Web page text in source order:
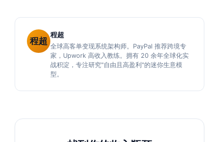
程超
程超
全球高客单变现系统架构师。PayPal 推荐跨境专
家，Upwork 高收入教练。拥有 20 余年全球化实
战积淀，专注研究"自由且高盈利"的迷你生意模
型。